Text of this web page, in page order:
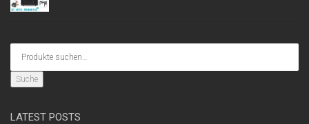
Suche
LATEST POSTS